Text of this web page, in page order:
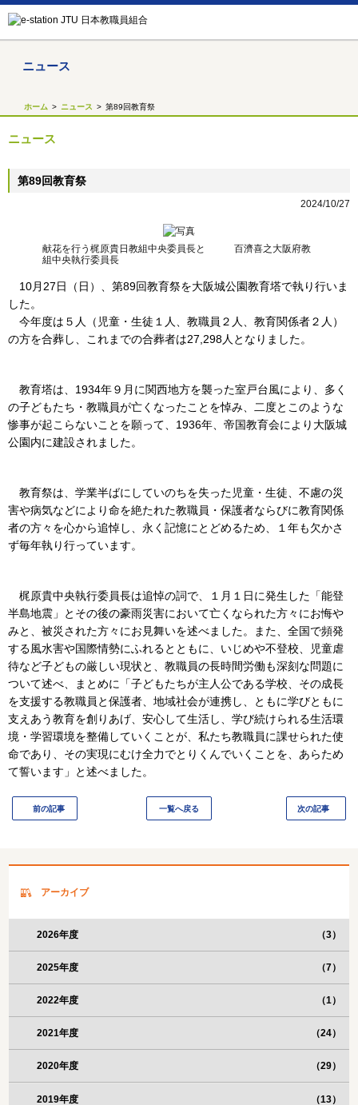
ニュース
ホーム ニュース 第89回教育祭
ニュース
第89回教育祭
2024/10/27
献花を行う梶原貴日教組中央委員長と 百濟喜之大阪府教
組中央執行委員長
10月27日（日）、第89回教育祭を大阪城公園教育塔で執り行いま
した。
今年度は５人（児童・生徒１人、教職員２人、教育関係者２人）
の方を合葬し、これまでの合葬者は27,298人となりました。
教育塔は、1934年９月に関西地方を襲った室戸台風により、多く
の子どもたち・教職員が亡くなったことを悼み、二度とこのような
惨事が起こらないことを願って、1936年、帝国教育会により大阪城
公園内に建設されました。
教育祭は、学業半ばにしていのちを失った児童・生徒、不慮の災
害や病気などにより命を絶たれた教職員・保護者ならびに教育関係
者の方々を心から追悼し、永く記憶にとどめるため、１年も欠かさ
ず毎年執り行っています。
梶原貴中央執行委員長は追悼の詞で、１月１日に発生した「能登
半島地震」とその後の豪雨災害において亡くなられた方々にお悔や
みと、被災された方々にお見舞いを述べました。また、全国で頻発
する風水害や国際情勢にふれるとともに、いじめや不登校、児童虐
待など子どもの厳しい現状と、教職員の長時間労働も深刻な問題に
ついて述べ、まとめに「子どもたちが主人公である学校、その成長
を支援する教職員と保護者、地域社会が連携し、ともに学びともに
支えあう教育を創りあげ、安心して生活し、学び続けられる生活環
境・学習環境を整備していくことが、私たち教職員に課せられた使
命であり、その実現にむけ全力でとりくんでいくことを、あらため
て誓います」と述べました。
前の記事 一覧へ戻る 次の記事
アーカイブ
2026年度 （3）
2025年度 （7）
2022年度 （1）
2021年度 （24）
2020年度 （29）
2019年度 （13）